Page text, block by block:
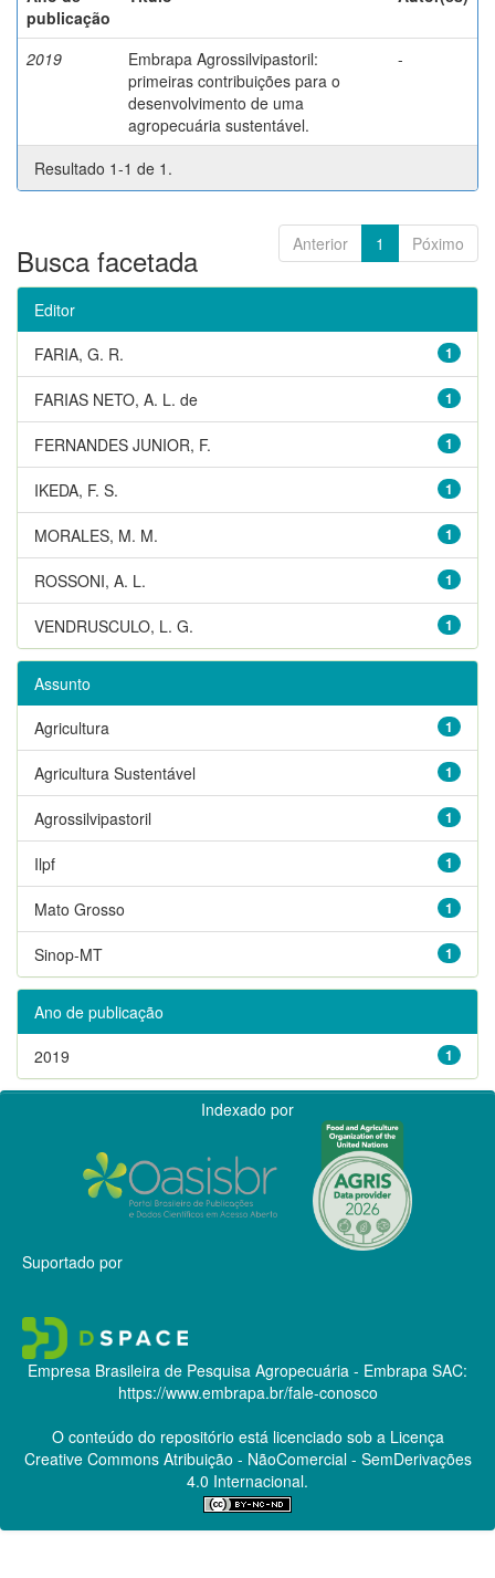
publicação
2019
Embrapa Agrossilvipastoril:
primeiras contribuições para o
desenvolvimento de uma
agropecuária sustentável.
-
Resultado 1-1 de 1.
Anterior 1 Póximo
Busca facetada
Editor
1
FARIA, G. R.
1
FARIAS NETO, A. L. de
1
FERNANDES JUNIOR, F.
1
IKEDA, F. S.
1
MORALES, M. M.
1
ROSSONI, A. L.
1
VENDRUSCULO, L. G.
Assunto
1
Agricultura
1
Agricultura Sustentável
1
Agrossilvipastoril
1
Ilpf
1
Mato Grosso
1
Sinop-MT
Ano de publicação
1
2019
Indexado por
Suportado por
Empresa Brasileira de Pesquisa Agropecuária - Embrapa SAC:
https://www.embrapa.br/fale-conosco
O conteúdo do repositório está licenciado sob a Licença
Creative CommonsAtribuição - NãoComercial - SemDerivações
4.0 Internacional.